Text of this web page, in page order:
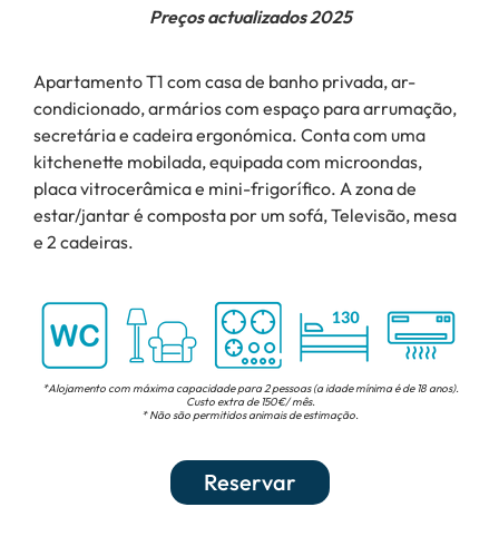
Preços actualizados 2025
Apartamento T1 com casa de banho privada, ar-
condicionado, armários com espaço para arrumação,
secretária e cadeira ergonómica. Conta com uma
kitchenette mobilada, equipada com microondas,
placa vitrocerâmica e mini-frigorífico. A zona de
estar/jantar é composta por um sofá, Televisão, mesa
e 2 cadeiras.
*Alojamento com máxima capacidade para 2 pessoas (a idade mínima é de 18 anos).
Custo extra de 150€/ mês.
* Não são permitidos animais de estimação.
Reservar